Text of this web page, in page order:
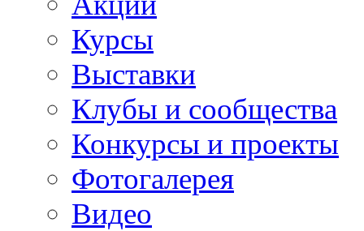
Курсы
Выставки
Клубы и сообщества
Конкурсы и проекты
Фотогалерея
Видео